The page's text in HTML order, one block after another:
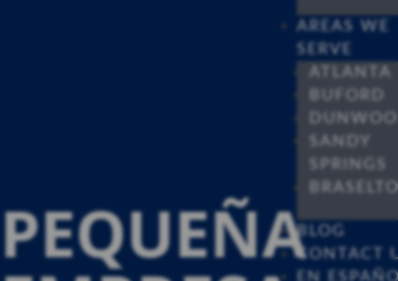
AREAS WE
SERVE
ATLANTA
SANDY
SPRINGS
BLOG
CONTACT
EN
PEQUEÑA